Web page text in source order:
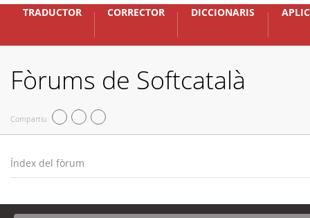
TRADUCTOR CORRECTOR DICCIONARIS
Fòrums de Softcatalà
Compartiu
Índex del fòrum